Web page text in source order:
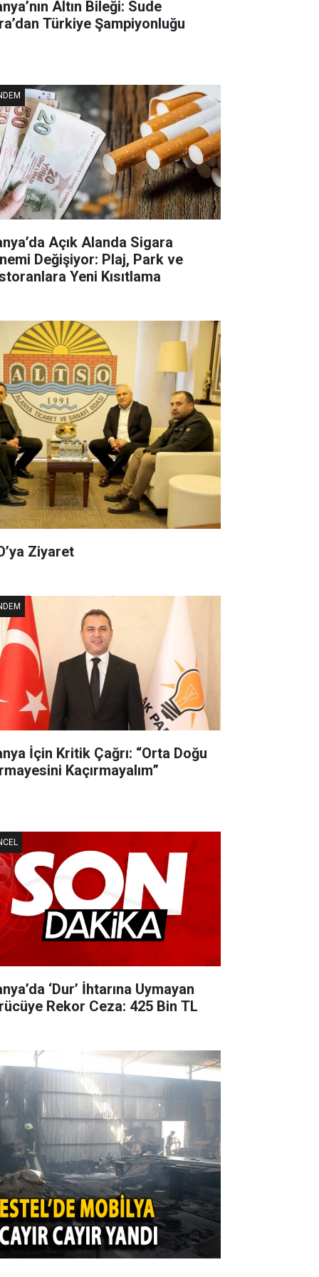
Altın Bileği: Sude
Türkiye Şampiyonluğu
Açık Alanda Sigara
Değişiyor: Plaj, Park ve
Yeni Kısıtlama
Ziyaret
İçin Kritik Çağrı: “Orta Doğu
Kaçırmayalım”
‘Dur’ İhtarına Uymayan
Rekor Ceza: 425 Bin TL